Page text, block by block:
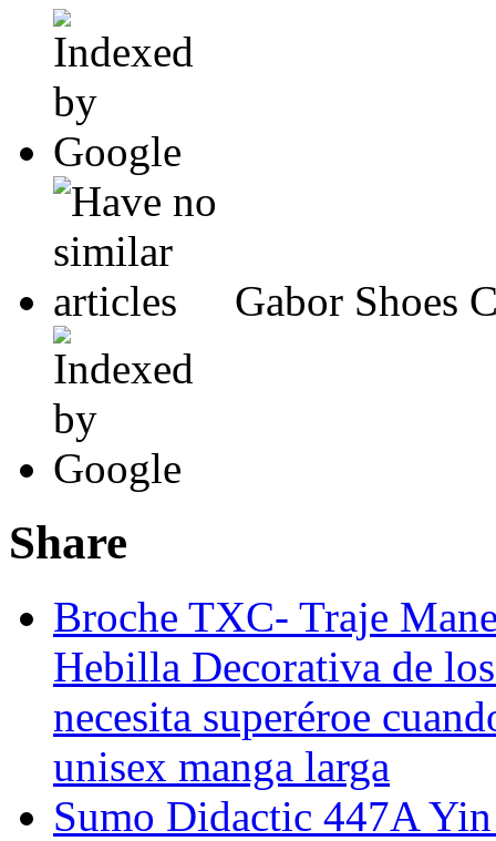
Gabor Shoes
Share
Broche TXC- Traje
Hebilla Decorativa de
necesita superéroe
unisex manga larga
Sumo Didactic 447A